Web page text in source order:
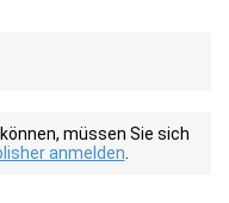
müssen Sie sich
anmelden